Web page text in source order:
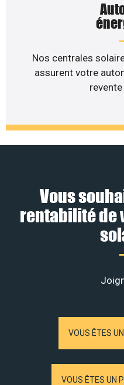
Nos centrales
assurent votre
Vous
rentabilité de
VOUS ÊTES
VOUS ÊTES UN